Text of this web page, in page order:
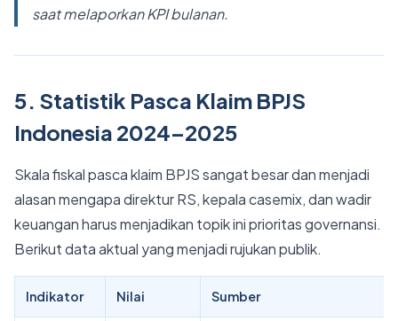
saat melaporkan KPI bulanan.
5. Statistik Pasca Klaim BPJS
Indonesia 2024–2025
Skala fiskal pasca klaim BPJS sangat besar dan menjadi
alasan mengapa direktur RS, kepala casemix, dan wadir
keuangan harus menjadikan topik ini prioritas governansi.
Berikut data aktual yang menjadi rujukan publik.
Indikator Nilai Sumber